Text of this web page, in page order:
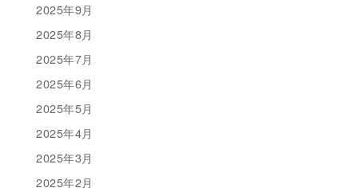
2025年9月
2025年8月
2025年7月
2025年6月
2025年5月
2025年4月
2025年3月
2025年2月